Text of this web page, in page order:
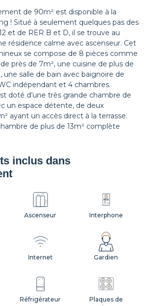
Table de chevet Lampe de chevet
de 90m² est disponible à la
! Situé à seulement quelques pas des
et de RER B et D, il se trouve au
résidence calme avec ascenseur. Cet
se compose de 8 pièces comme
près de 7m², une cuisine de plus de
une salle de bain avec baignoire de
indépendant et 4 chambres.
doté d’une très grande chambre de
un espace détente, de deux
ayant un accès direct à la terrasse.
de plus de 13m² complète
inclus dans
Internet
Réfrigérateur
Plaques de
Ascenseur Interphone
Gardien